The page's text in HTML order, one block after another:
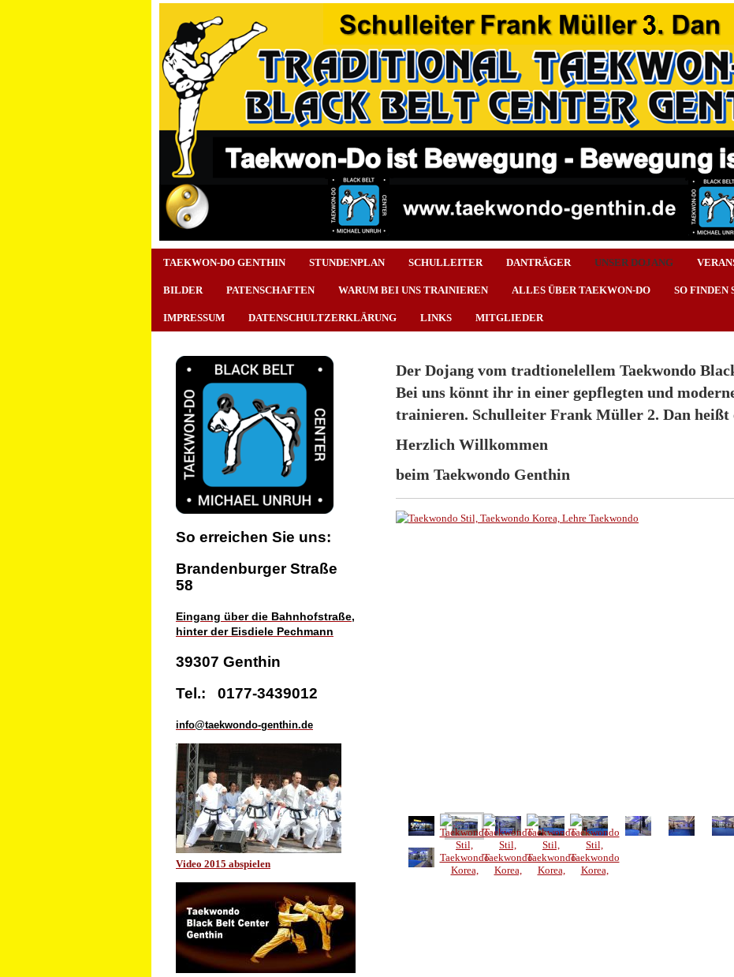
TAEKWON-DO GENTHIN STUNDENPLAN SCHULLEITER DANTRÄGER UNSER DOJANG
BILDER PATENSCHAFTEN WARUM BEI UNS TRAINIEREN ALLES ÜBER TAEKWON-DO SO FINDEN
IMPRESSUM DATENSCHULTZERKLÄRUNG LINKS MITGLIEDER
So erreichen Sie uns:
BrandenburgerStraße
58
Eingang über die Bahnhofstraße,
hinter der Eisdiele Pechmann
39307 Genthin
Tel.: 0177-3439012
info@taekwondo-genthin.de
Video 2015 abspielen
Der Dojang vom tradtionelellem Taekwondo
Bei uns könnt ihr in einer gepflegten und
trainieren. Schulleiter Frank Müller 2. Dan heißt
Herzlich Willkommen
beim Taekwondo Genthin